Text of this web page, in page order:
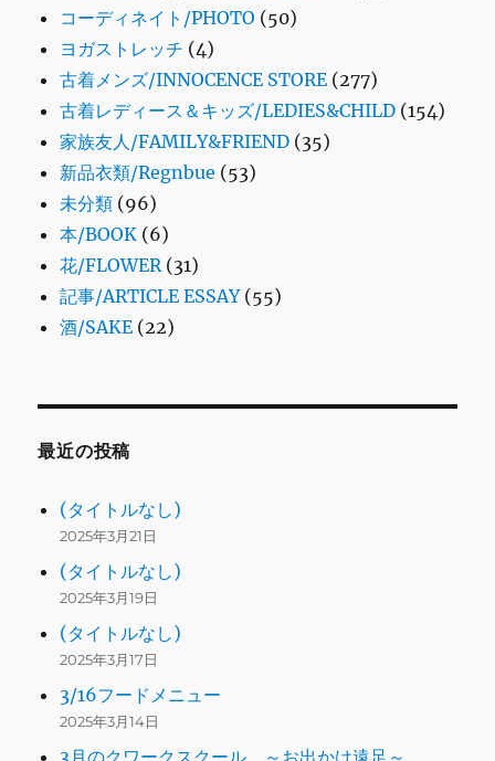
コーディネイト/PHOTO (50)
ヨガストレッチ (4)
古着メンズ/INNOCENCE STORE (277)
古着レディース＆キッズ/LEDIES&CHILD (154)
家族友人/FAMILY&FRIEND (35)
新品衣類/Regnbue (53)
未分類 (96)
本/BOOK (6)
花/FLOWER(31)
記事/ARTICLE ESSAY(55)
酒/SAKE (22)
最近の投稿
(タイトルなし)
2025年3月21日
(タイトルなし)
2025年3月19日
(タイトルなし)
2025年3月17日
3/16フードメニュー
2025年3月14日